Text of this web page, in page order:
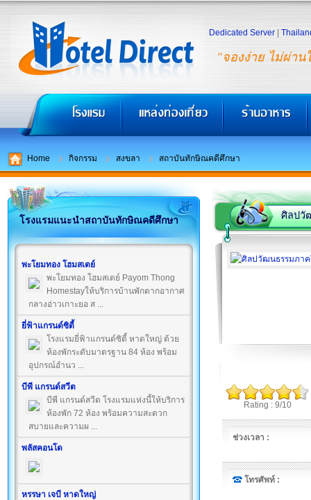
"จองง่าย ไม่ผ่าน
Dedicated Server
Home กิจกรรม สงขลา สถาบันทักษิณคดีศึกษา
โรงแรมแนะนำสถาบันทักษิณคดีศึกษา
พะโยมทอง โฮมสเตย์
พะโยมทอง โฮมสเตย์ Payom Thong
Homestayให้บริการบ้านพักตากอากาศ
กลางอ่าวเกาะยอ ส ...
ยี่ฟ้าแกรนด์ซิตี้
โรงแรมยี่ฟ้าแกรนด์ซิตี้ หาดใหญ่ ด้วย
ห้องพักระดับมาตรฐาน 84 ห้อง พร้อม
อุปกรณ์อำนว ...
บีพี แกรนด์สวีต
บีพี แกรนด์สวีต โรงแรมแห่งนี้ให้บริการ
ห้องพัก 72 ห้อง พร้อมความสะดวก
สบายและความผ ...
พลัสคอนโด
หรรษา เจบี หาดใหญ่
ศิลปวั
Rating : 9/10
ช่วงเวลา :
โทรศัพท์ :